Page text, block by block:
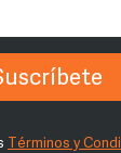
Términos y